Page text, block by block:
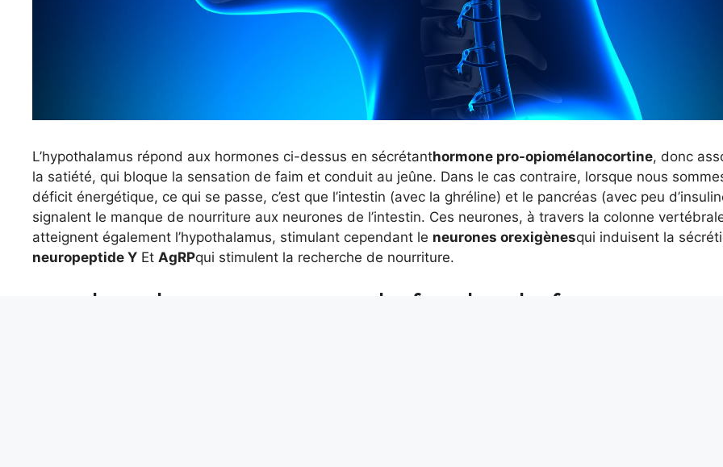
L’hypothalamus répond aux hormones ci-dessus en sécrétanthormone pro-opiomélanocortine, donc
la satiété, qui bloque la sensation de faim et conduit au jeûne. Dans le cas contraire, lorsque nous
déficit énergétique, ce qui se passe, c’est que l’intestin (avec la ghréline) et le pancréas (avec peu
signalent le manque de nourriture aux neurones de l’intestin. Ces neurones, à travers la colonne
atteignent également l’hypothalamus, stimulant cependant le neurones orexigènesqui induisent la
neuropeptide Y Et AgRPqui stimulent la recherche de nourriture.
Quel est le rapport entre le froid et la faim ?